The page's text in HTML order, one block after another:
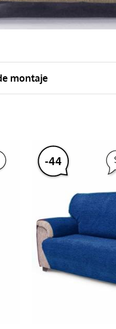
montaje
-44